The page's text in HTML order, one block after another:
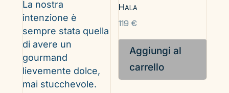
Hala
119 €
Aggiungi al
carrello